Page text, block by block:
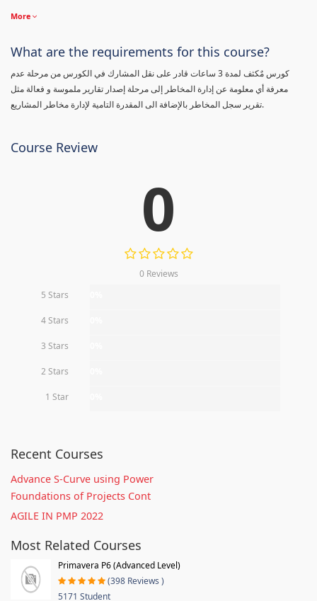
More
What are the requirements for this course?
كورس مٌكثف لمدة 3 ساعات قادر على نقل المشارك في الكورس من مرحلة عدم
معرفة أي معلومة عن إدارة المخاطر إلى مرحلة إصدار تقارير ملموسة و فعالة مثل
تقرير سجل المخاطر بالإضافة الى المقدرة التامية لإدارة مخاطر المشاريع.
Course Review
0
0 Reviews
5 Stars
4 Stars
3 Stars
2 Stars
1 Star
Recent Courses
Advance S-Curve using Power
Foundations of Projects Cont
AGILE IN PMP 2022
Most Related Courses
Primavera P6 (Advanced Level)
(398 Reviews )
5171 Student